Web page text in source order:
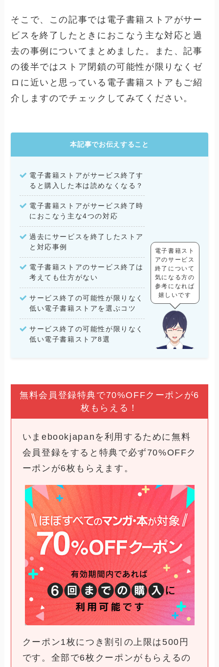
そこで、この記事では電子書籍ストアがサー
ビスを終了したときにおこなう主な対応と過
去の事例についてまとめました。また、記事
の後半ではストア閉鎖の可能性が限りなくゼ
ロに近いと思っている電子書籍ストアもご紹
介しますのでチェックしてみてください。
本記事でお伝えすること
電子書籍ストアがサービス終了す
ると購入した本は読めなくなる？
電子書籍ストアがサービス終了時
におこなう主な4つの対応
過去にサービスを終了したストア
と対応事例
電子書籍ストアのサービス終了は
考えても仕方がない
サービス終了の可能性が限りなく
低い電子書籍ストアを選ぶコツ
サービス終了の可能性が限りなく
低い電子書籍ストア8選
電子書籍スト
アのサービス
終了について
気になる方の
参考になれば
嬉しいです
無料会員登録特典で70%OFFクーポンが6
枚もらえる！
いまebookjapanを利用するために無料
会員登録をすると特典で必ず70%OFFク
ーポンが6枚もらえます。
クーポン1枚につき割引の上限は500円
です。全部で6枚クーポンがもらえるの